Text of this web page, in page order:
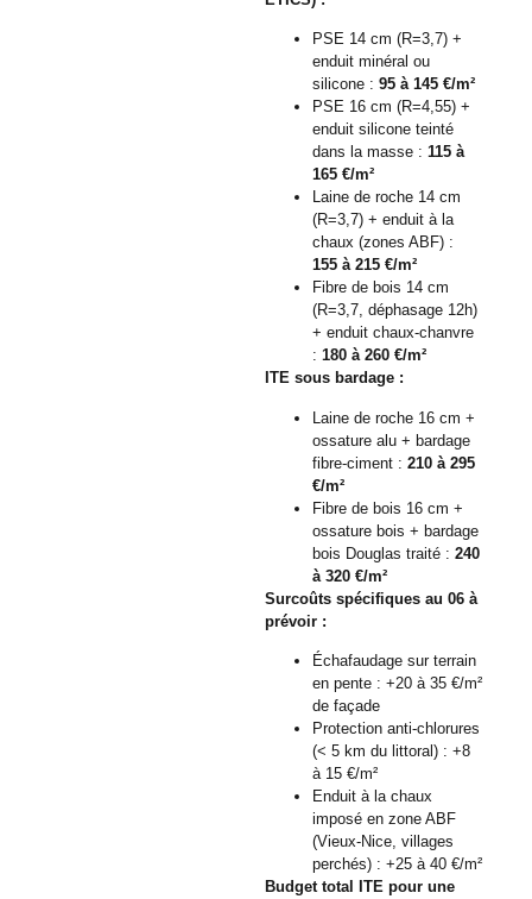
PSE 14 cm (R=3,7) +
enduit minéral ou
silicone :95 à 145 €/m²
PSE 16 cm (R=4,55) +
enduit silicone teinté
dans la masse :115 à
165 €/m²
Laine de roche 14 cm
(R=3,7) + enduit à la
chaux (zones ABF) :
155 à 215 €/m²
Fibre de bois 14 cm
(R=3,7, déphasage 12h)
+ enduit chaux-chanvre
:180 à 260 €/m²
ITE sous bardage :
Laine de roche 16 cm +
ossature alu + bardage
fibre-ciment :210 à 295
€/m²
Fibre de bois 16 cm +
ossature bois + bardage
bois Douglas traité :240
à 320 €/m²
Surcoûts spécifiques au 06 à
prévoir :
Échafaudage sur terrain
en pente : +20 à 35 €/m²
de façade
Protection anti-chlorures
(< 5 km du littoral) : +8
à 15 €/m²
Enduit à la chaux
imposé en zone ABF
(Vieux-Nice, villages
perchés) : +25 à 40 €/m²
Budget total ITE pour une